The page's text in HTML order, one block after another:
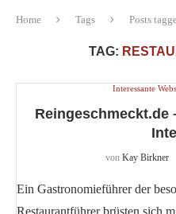
Home Tags Posts
TAG:
Interessante
Reingeschmeckt.de
von Kay Birkner
Ein Gastronomieführer der
Restaurantführer brüsten sich